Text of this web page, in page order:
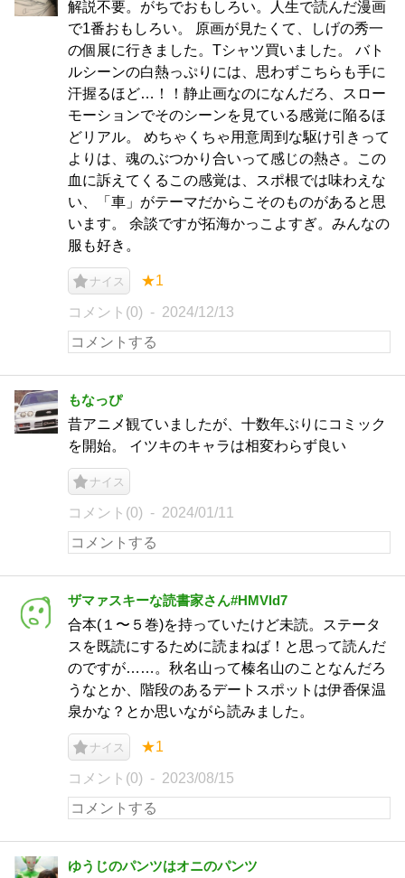
解説不要。がちでおもしろい。人生で読んだ漫画
で1番おもしろい。 原画が見たくて、しげの秀一
の個展に行きました。Tシャツ買いました。 バト
ルシーンの白熱っぷりには、思わずこちらも手に
汗握るほど…！！静止画なのになんだろ、スロー
モーションでそのシーンを見ている感覚に陥るほ
どリアル。 めちゃくちゃ用意周到な駆け引きって
よりは、魂のぶつかり合いって感じの熱さ。この
血に訴えてくるこの感覚は、スポ根では味わえな
い、「車」がテーマだからこそのものがあると思
います。 余談ですが拓海かっこよすぎ。みんなの
服も好き。
ナイス ★1
コメント(0) 2024/12/13
もなっぴ
昔アニメ観ていましたが、十数年ぶりにコミック
を開始。 イツキのキャラは相変わらず良い
ナイス
コメント(0) 2024/01/11
ザマァスキーな読書家さん#HMVld7
合本(１〜５巻)を持っていたけど未読。ステータ
スを既読にするために読まねば！と思って読んだ
のですが……。秋名山って榛名山のことなんだろ
うなとか、階段のあるデートスポットは伊香保温
泉かな？とか思いながら読みました。
ナイス ★1
コメント(0) 2023/08/15
ゆうじのパンツはオニのパンツ